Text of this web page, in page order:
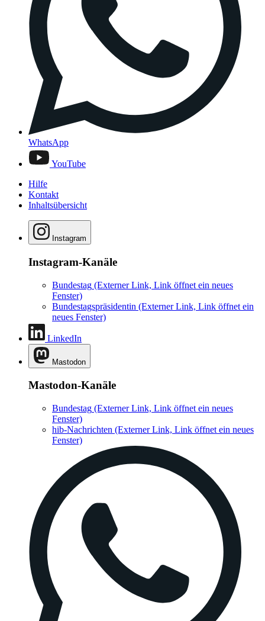
WhatsApp
YouTube
Hilfe
Kontakt
Inhaltsübersicht
Instagram
Instagram-Kanäle
Bundestag (Externer Link, Link öffnet ein neues
Fenster)
Bundestagspräsidentin (Externer Link, Link öffnet ein
neues Fenster)
LinkedIn
Mastodon
Mastodon-Kanäle
Bundestag (Externer Link, Link öffnet ein neues
Fenster)
hib-Nachrichten (Externer Link, Link öffnet ein neues
Fenster)